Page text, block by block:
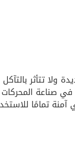
تتأثر
صناعة المحركات
آمنة تمامًا